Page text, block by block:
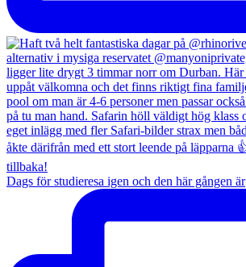
Dags för studieresa igen och den här gången är